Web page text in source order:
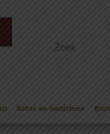
Beton en hardsteen
met 3 sleutels/ 300307